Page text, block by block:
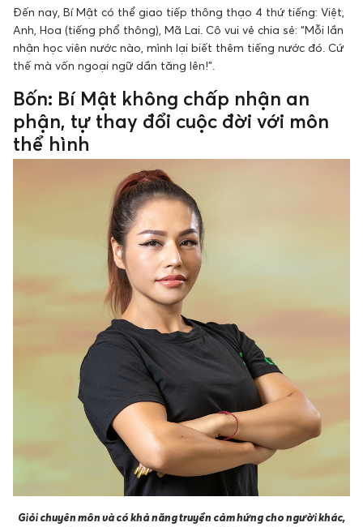
Đến nay, Bí Mật có thể giao tiếp thông thạo 4 thứ tiếng: Việt,
Anh, Hoa (tiếng phổ thông), Mã Lai. Cô vui vẻ chia sẻ: “Mỗi lần
nhận học viên nước nào, mình lại biết thêm tiếng nước đó. Cứ
thế mà vốn ngoại ngữ dần tăng lên!”.
Bốn: Bí Mật không chấp nhận an
phận, tự thay đổi cuộc đời với môn
thể hình
Giỏi chuyên môn và có khả năng truyền cảm hứng cho người khác,